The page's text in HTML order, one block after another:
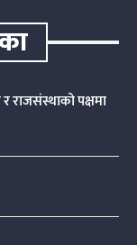
राजसंस्थाको पक्षमा